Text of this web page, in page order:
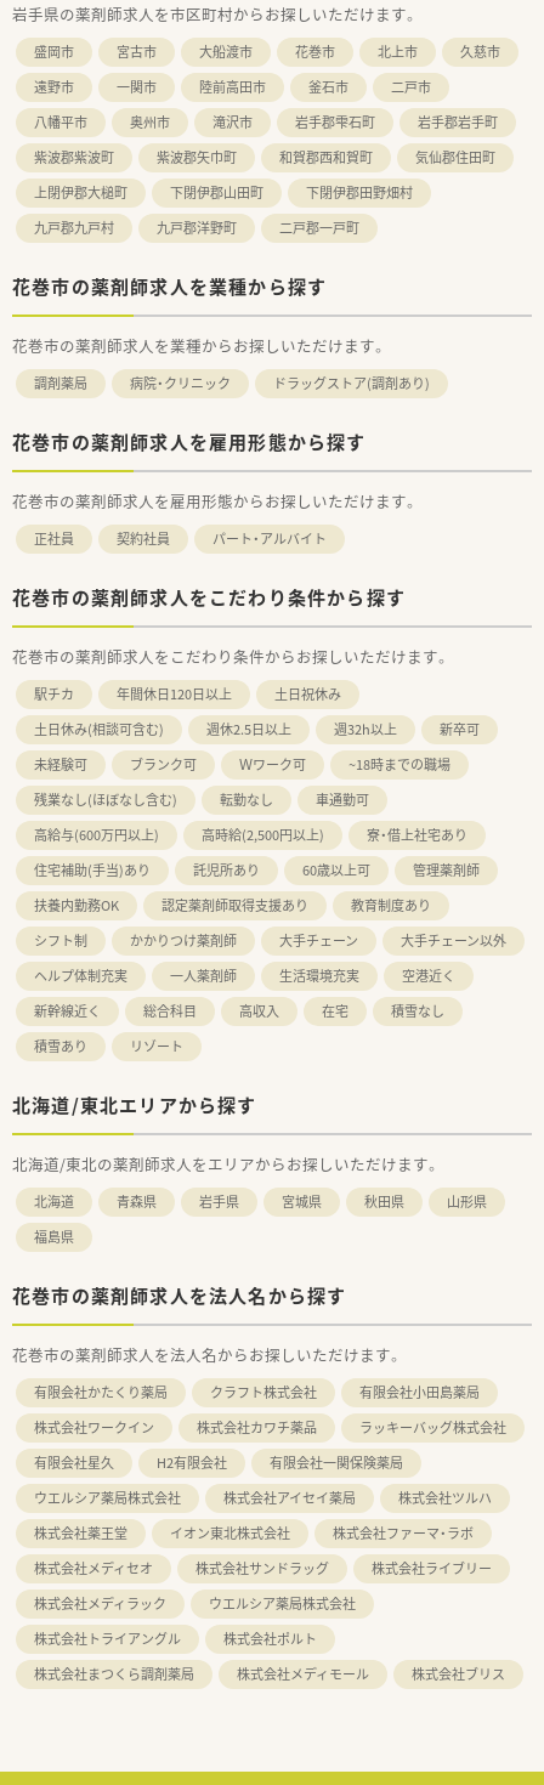
ます。
岩手県の薬剤師求人を市区町村からお探しいただけます。
盛岡市 宮古市 大船渡市 花巻市 北上市
久慈市
遠野市
一関市 陸前高田市 釜石市
二戸市
八幡平市
奥州市 滝沢市 岩手郡雫石町
岩手郡岩手町
紫波郡紫波町
紫波郡矢巾町 和賀郡西和賀町
気仙郡住田町
上閉伊郡大槌町
下閉伊郡山田町
下閉伊郡田野畑村
九戸郡九戸村
九戸郡洋野町 二戸郡一戸町
花巻市の薬剤師求人を業種から探す
花巻市の薬剤師求人を業種からお探しいただけます。
調剤薬局 病院・クリニック ドラッグストア(調剤あり)
花巻市の薬剤師求人を雇用形態から探す
花巻市の薬剤師求人を雇用形態からお探しいただけます。
正社員 契約社員 パート・アルバイト
花巻市の薬剤師求人をこだわり条件から探す
花巻市の薬剤師求人をこだわり条件からお探しいただけます。
駅チカ 年間休日120日以上
土日祝休み
土日休み(相談可含む)
週休2.5日以上 週32h以上
新卒可
未経験可
ブランク可 Ｗワーク可
~18時までの職場
残業なし(ほぼなし含む)
転勤なし
車通勤可
高給与(600万円以上)
高時給(2,500円以上)
寮・借上社宅あり
住宅補助(手当)あり
託児所あり 60歳以上可
管理薬剤師
扶養内勤務OK
認定薬剤師取得支援あり
教育制度あり
シフト制
かかりつけ薬剤師 大手チェーン
大手チェーン以外
ヘルプ体制充実
一人薬剤師 生活環境充実
空港近く
新幹線近く
総合科目 高収入 在宅
積雪なし
積雪あり
リゾート
北海道/東北エリアから探す
北海道/東北の薬剤師求人をエリアからお探しいただけます。
北海道 青森県 岩手県 宮城県 秋田県
山形県
福島県
花巻市の薬剤師求人を法人名から探す
花巻市の薬剤師求人を法人名からお探しいただけます。
有限会社かたくり薬局 クラフト株式会社
有限会社小田島薬局
株式会社ワークイン
株式会社カワチ薬品
ラッキーバッグ株式会社
有限会社星久
H2有限会社
有限会社一関保険薬局
ウエルシア薬局株式会社
株式会社アイセイ薬局
株式会社ツルハ
株式会社薬王堂
イオン東北株式会社
株式会社ファーマ・ラボ
株式会社メディセオ
株式会社サンドラッグ
株式会社ライブリー
株式会社メディラック
ウエルシア薬局株式会社
株式会社トライアングル
株式会社ポルト
株式会社まつくら調剤薬局
株式会社メディモール 株式会社ブリス